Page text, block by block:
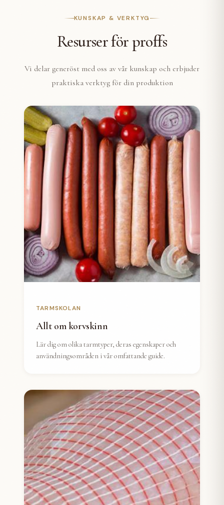
KUNSKAP & VERKTYG
Resurser för proffs
Vi delar generöst med oss av vår kunskap och erbjuder
praktiska verktyg för din produktion
TARMSKOLAN
Allt om korvskinn
Lär dig om olika tarmtyper, deras egenskaper och
användningsområden i vår omfattande guide.